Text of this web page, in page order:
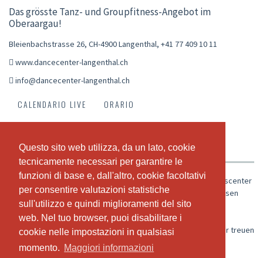
Questo sito web utilizza, da un lato, cookie
tecnicamente necessari per garantire le
funzioni di base e, dall'altro, cookie facoltativi
per consentire valutazioni statistiche
sull'utilizzo e quindi miglioramenti del sito
web. Nel tuo browser, puoi disabilitare i
cookie nelle impostazioni in qualsiasi
momento. Maggiori informazioni
Questo sito web utilizza, da un lato, cookie
tecnicamente necessari per garantire le
funzioni di base e, dall'altro, cookie facoltativi
per consentire valutazioni statistiche
sull'utilizzo e quindi miglioramenti del sito
web. Nel tuo browser, puoi disabilitare i
cookie nelle impostazioni in qualsiasi
momento. Maggiori informazioni
Das grösste Tanz- und Groupfitness-Angebot im
Oberaargau!
Bleienbachstrasse 26, CH-4900 Langenthal, +41 77 409 10 11
www.dancecenter-langenthal.ch
info@dancecenter-langenthal.ch
CALENDARIO LIVE
ORARIO
CHI SIAMO
IL NOSTRO TEAM
Das Dance Center Langenthal ist das grösste Tanz- und Fitnesscenter
im Oberaargau und bietet wöchentlich über 120 Kurse in diversen
Stilen (klassisch, zeitgenössisch, urban, Paartanz) sowie
Groupfitnesskurse an. Wir zählen über 1'000 glückliche und
zufriedene Teilnehmende zwischen 2 und 95 Jahren zu unserer treuen